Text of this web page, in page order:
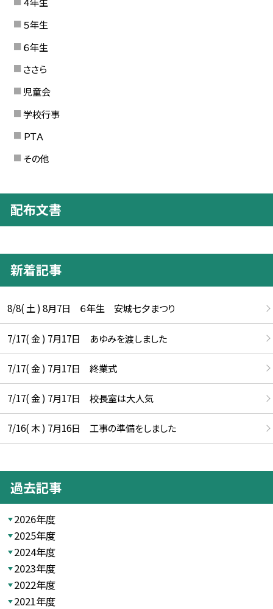
５年生
６年生
ささら
児童会
学校行事
ＰＴＡ
その他
配布文書
新着記事
8/8( 土 ) 8月7日 ６年生 安城七夕まつり
7/17( 金 ) 7月17日 あゆみを渡しました
7/17( 金 ) 7月17日 終業式
7/17( 金 ) 7月17日 校長室は大人気
7/16( 木 ) 7月16日 工事の準備をしました
過去記事
2026年度
2025年度
2024年度
2023年度
2022年度
2021年度